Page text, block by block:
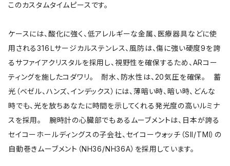
このカスタムタイムピースです。
ケースには、酸化に強く、低アレルギーな金属、医療器具などに使
用される316Ｌサージカルステンレス、風防は、傷に強い硬度9を誇
るサファイアクリスタルを採用し、視野性を確保するため、ARコー
ティングを施したコダワリ。 耐水、防水性は、20気圧を確保。 蓄
光（ベゼル、ハンズ、インデックス）には、薄暗い時、暗い時、どんな
時でも、光を放ちあなたに時間を示してくれる発光度の高いルミナ
スを採用。 腕時計の心臓部でもあるムーブメントは、日本が誇る
セイコーホールディングスの子会社、セイコーウォッチ（SII/TMI）の
自動巻きムーブメント（NH36/NH36A）を採用しています。